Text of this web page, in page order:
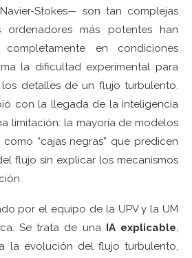
Stokes— son tan complejas
más potentes han
en condiciones
la dificultad experimental para
detalles de un flujo turbulento.
con la llegada de la inteligencia
limitación: la mayoría de modelos
“cajas negras” que predicen
flujo sin explicar los mecanismos
por el equipo de la UPV y la UM
Se trata de una IA explicable,
la evolución del flujo turbulento,